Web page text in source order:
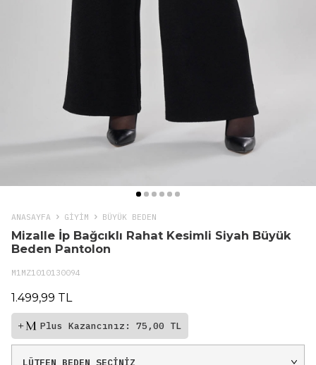
ANASAYFA GIYIM BÜYÜK BEDEN
Mizalle İp Bağcıklı Rahat Kesimli Siyah Büyük
Beden Pantolon
M1MZ1010130094
1.499,99 TL
Plus Kazancınız: 75,00 TL